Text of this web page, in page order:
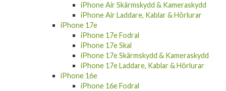
iPhone Air Skärmskydd & Kameraskydd
iPhone Air Laddare, Kablar & Hörlurar
iPhone 17e
iPhone 17e Fodral
iPhone 17e Skal
iPhone 17e Skärmskydd & Kameraskydd
iPhone 17e Laddare, Kablar & Hörlurar
iPhone 16e
iPhone 16e Fodral